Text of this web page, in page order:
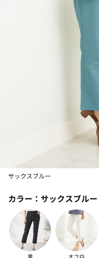
サックスブルー
カラー： サックスブルー
黒 オフ白